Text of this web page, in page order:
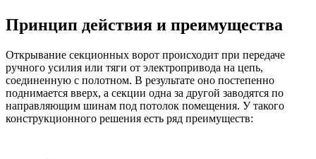
Принцип действия и преимущества
Открывание секционных ворот происходит при передаче
ручного усилия или тяги от электропривода на цепь,
соединенную с полотном. В результате оно постепенно
поднимается вверх, а секции одна за другой заводятся по
направляющим шинам под потолок помещения. У такого
конструкционного решения есть ряд преимуществ: